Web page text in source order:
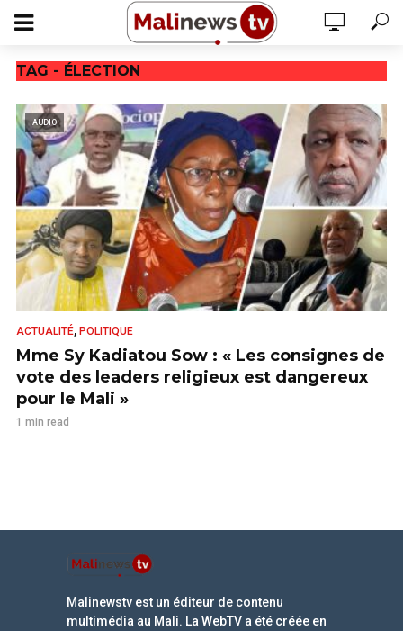
TAG - ÉLECTION
AUDIO
ACTUALITÉ, POLITIQUE
Mme Sy Kadiatou Sow : « Les consignes de
vote des leaders religieux est dangereux
pour le Mali »
1 min read
Malinewstv est un éditeur de contenu
multimédia au Mali. La WebTV a été créée en